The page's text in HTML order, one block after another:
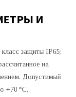
И
класс защиты IP65;
на
Допустимый
+70 °C,